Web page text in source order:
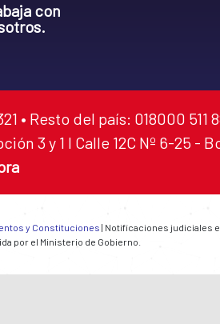
con
• Resto del país: 018000 511
3 y 1 I Calle 12C Nº 6-25 -
y Constituciones | Notificaciones judiciales
por el Ministerio de Gobierno.